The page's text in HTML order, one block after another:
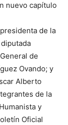
nuevo capítulo
de la
de
Ovando; y
Alberto
de la
y
Oficial